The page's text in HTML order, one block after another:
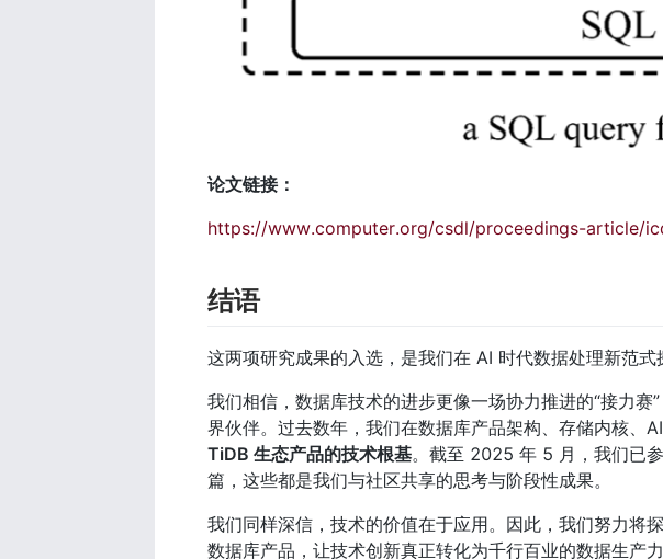
论文链接：
https://www.computer.org/csdl/proceedings-article/
结语
这两项研究成果的入选，是我们在 AI 时代数据处理新范式
我们相信，数据库技术的进步更像一场协力推进的“接力
界伙伴。过去数年，我们在数据库产品架构、存储内核、
TiDB 生态产品的技术根基。截至 2025 年 5 月，我们已
篇，这些都是我们与社区共享的思考与阶段性成果。
我们同样深信，技术的价值在于应用。因此，我们努力将
数据库产品，让技术创新真正转化为千行百业的数据生产力